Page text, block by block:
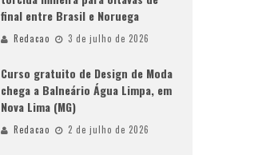
final entre Brasil e Noruega
Redacao 3 de julho de 2026
Curso gratuito de Design de Moda
chega a Balneário Água Limpa, em
Nova Lima (MG)
Redacao 2 de julho de 2026